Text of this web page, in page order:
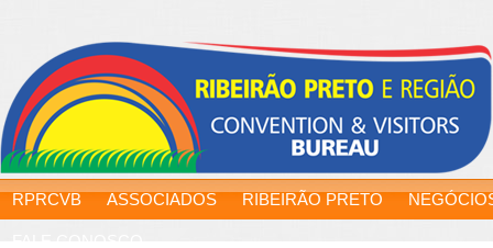
RPRCVB ASSOCIADOS RIBEIRÃO PRETO